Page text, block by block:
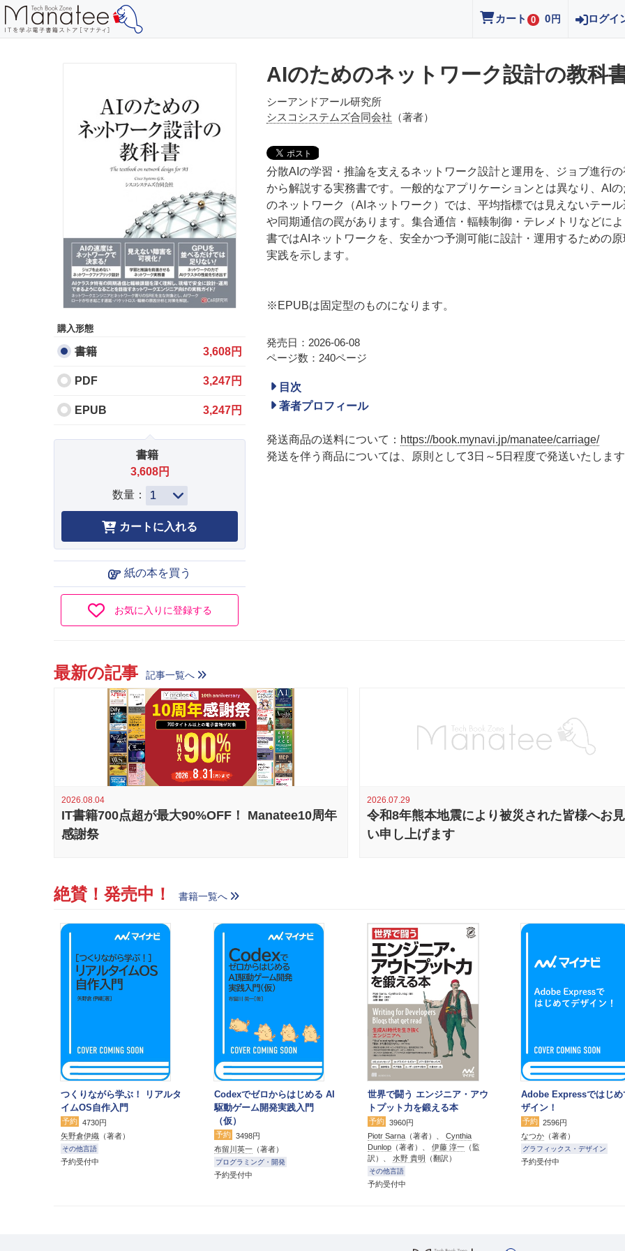
カート 0 0 円 ログイ
購入形態
書籍 3,608円
PDF 3,247円
EPUB 3,247円
書籍
3,608円
数量：
紙の本を買う
お気に入りに登録する
AIのためのネットワーク設計の教科
シーアンドアール研究所
シスコシステムズ合同会社 （著者）
分散AIの学習・推論を支えるネットワーク設計と運用を、ジョブ進行
から解説する実務書です。一般的なアプリケーションとは異なり、AI
のネットワーク（AIネットワーク）では、平均指標では見えないテー
や同期通信の罠があります。集合通信・輻輳制御・テレメトリなどに
書ではAIネットワークを、安全かつ予測可能に設計・運用するための
実践を示します。
※EPUBは固定型のものになります。
発売日：2026-06-08
ページ数：240ページ
目次
著者プロフィール
発送商品の送料について： https://book.mynavi.jp/manatee/carriage/
発送を伴う商品については、原則として3日～5日程度で発送いたしま
最新の記事 記事一覧へ
2026.08.04
IT書籍700点超が最大90%OFF！ Manatee10周年
感謝祭
2026.07.29
令和8年熊本地震により被災された皆様へお
い申し上げます
絶賛！発売中！ 書籍一覧へ
つくりながら学ぶ！ リアルタ
イムOS自作入門
予約 4730円
矢野倉伊織 （著者）
その他言語
予約受付中
Codexでゼロからはじめる AI
駆動ゲーム開発実践入門
（仮）
予約 3498円
布留川英一 （著者）
プログラミング・開発
予約受付中
世界で闘う エンジニア・アウ
トプット力を鍛える本
予約 3960円
Piotr Sarna （著者）、 Cynthia
Dunlop （著者）、 伊藤 淳一 （監
訳）、 水野 貴明 （翻訳）
その他言語
予約受付中
Adobe Expressではじめ
ザイン！
予約 2596円
なつか （著者）
グラフィックス・デザイン
予約受付中